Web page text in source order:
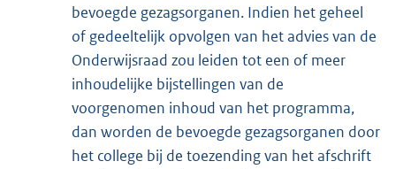
bevoegde gezagsorganen. Indien het geheel
of gedeeltelijk opvolgen van het advies van de
Onderwijsraad zou leiden tot een of meer
inhoudelijke bijstellingen van de
voorgenomen inhoud van het programma,
dan worden de bevoegde gezagsorganen door
het college bij de toezending van het afschrift